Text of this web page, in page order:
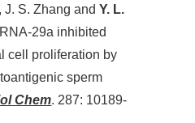
J. S. Zhang andY. L.
29a inhibited
cell proliferation by
sperm
Chem. 287: 10189-